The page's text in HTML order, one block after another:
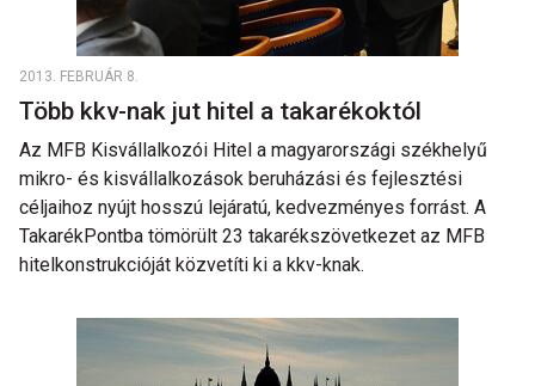
2013. FEBRUÁR 8.
Több kkv-nak jut hitel a takarékoktól
Az MFB Kisvállalkozói Hitel a magyarországi székhelyű
mikro- és kisvállalkozások beruházási és fejlesztési
céljaihoz nyújt hosszú lejáratú, kedvezményes forrást. A
TakarékPontba tömörült 23 takarékszövetkezet az MFB
hitelkonstrukcióját közvetíti ki a kkv-knak.